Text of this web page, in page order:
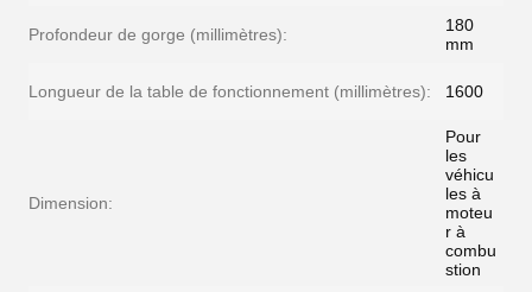
Profondeur de gorge (millimètres):
180
mm
Longueur de la table de fonctionnement (millimètres): 1600
Dimension:
Pour
les
véhicu
les à
moteu
r à
combu
stion